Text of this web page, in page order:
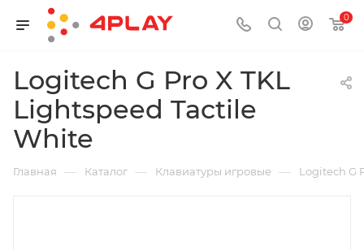
0
Logitech G Pro X TKL
Lightspeed Tactile
White
Главная — Каталог — Клавиатуры игровые — Logitech G